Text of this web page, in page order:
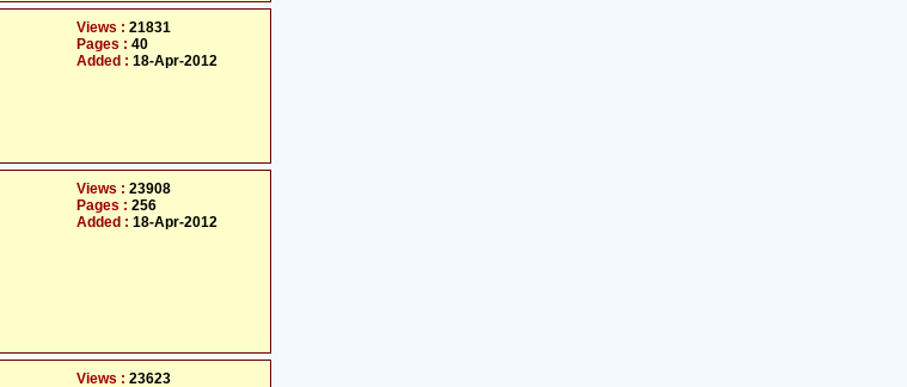
Views : 21831
Pages : 40
Added : 18-Apr-2012
Views : 23908
Pages : 256
Added : 18-Apr-2012
Views : 23623